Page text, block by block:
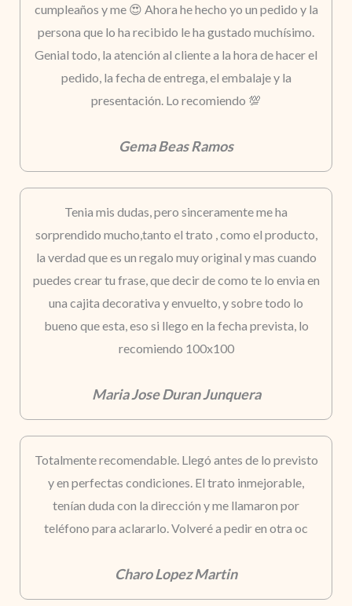
cumpleaños y me 😍 Ahora he hecho yo un pedido y la
persona que lo ha recibido le ha gustado muchísimo.
Genial todo, la atención al cliente a la hora de hacer el
pedido, la fecha de entrega, el embalaje y la
presentación. Lo recomiendo 💯
Gema Beas Ramos
Tenia mis dudas, pero sinceramente me ha
sorprendido mucho,tanto el trato , como el producto,
la verdad que es un regalo muy original y mas cuando
puedes crear tu frase, que decir de como te lo envia en
una cajita decorativa y envuelto, y sobre todo lo
bueno que esta, eso si llego en la fecha prevista, lo
recomiendo 100x100
Maria Jose Duran Junquera
Totalmente recomendable. Llegó antes de lo previsto
y en perfectas condiciones. El trato inmejorable,
tenían duda con la dirección y me llamaron por
teléfono para aclararlo. Volveré a pedir en otra oc
Charo Lopez Martin